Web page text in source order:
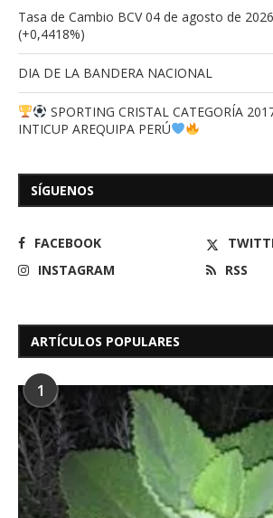
Tasa de Cambio BCV 04 de agosto de
(+0,4418%)
DIA DE LA BANDERA NACIONAL
SPORTING CRISTAL CATEGORÍA
INTICUP AREQUIPA PERÚ
SÍGUENOS
FACEBOOK
INSTAGRAM
RSS
ARTÍCULOS POPULARES
1